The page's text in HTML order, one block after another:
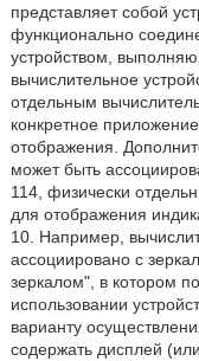
представляет собой
функционально
устройством,
вычислительное
отдельным
конкретное
отображения.
может быть
114, физически
для отображения
10. Например,
ассоциировано с
зеркалом", в котором
использовании
варианту
содержать дисплей